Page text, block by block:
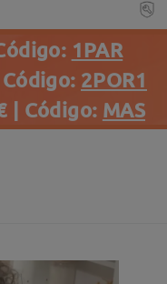
1PAR
2POR1
| Código: MAS